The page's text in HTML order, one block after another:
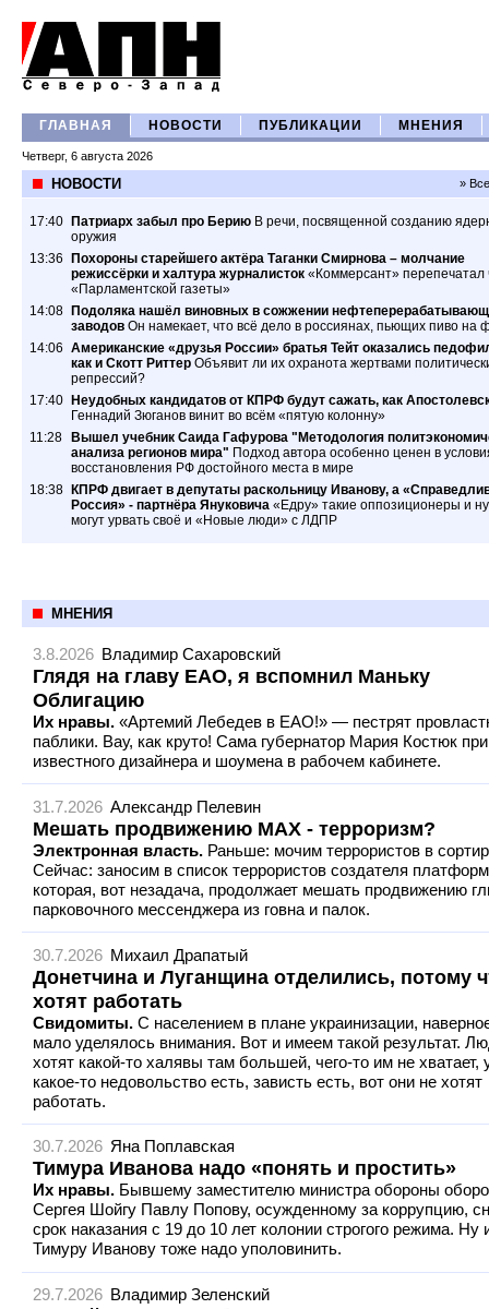
ГЛАВНАЯ НОВОСТИ ПУБЛИКАЦИИ МНЕНИЯ
Четверг, 6 августа 2026
НОВОСТИ »
17:40 Патриарх забыл про Берию В речи, посвященной созданию
оружия
13:36
Похороны старейшего актёра Таганки Смирнова – молчание
режиссёрки и халтура журналисток «Коммерсант» перепечатал
«Парламентской газеты»
14:08
Подоляка нашёл виновных в сожжении
заводов Он намекает, что всё дело в россиянах, пьющих пиво на
14:06 Американские «друзья России» братья Тейт оказались
как и Скотт Риттер Объявит ли их охранота жертвами
репрессий?
17:40
Неудобных кандидатов от КПРФ будут сажать, как
Геннадий Зюганов винит во всём «пятую колонну»
11:28
Вышел учебник Саида Гафурова "Методология
анализа регионов мира" Подход автора особенно ценен в
восстановления РФ достойного места в мире
18:38
КПРФ двигает в депутаты раскольницу Иванову, а
Россия» - партнёра Януковича «Едру» такие оппозиционеры и
могут урвать своё и «Новые люди» с ЛДПР
МНЕНИЯ
3.8.2026 Владимир Сахаровский
Глядя на главу ЕАО, я вспомнил Маньку
Облигацию
Их нравы. «Артемий Лебедев в ЕАО!» — пестрят
паблики. Вау, как круто! Сама губернатор Мария Костюк
известного дизайнера и шоумена в рабочем кабинете.
31.7.2026 Александр Пелевин
Мешать продвижению МАХ - терроризм?
Электронная власть. Раньше: мочим террористов в
Сейчас: заносим в список террористов создателя
которая, вот незадача, продолжает мешать продвижению
парковочного мессенджера из говна и палок.
30.7.2026 Михаил Драпатый
Донетчина и Луганщина отделились, потому
хотят работать
Свидомиты. С населением в плане украинизации,
мало уделялось внимания. Вот и имеем такой результат.
хотят какой-то халявы там большей, чего-то им не хватает,
какое-то недовольство есть, зависть есть, вот они не хотят
работать.
30.7.2026 Яна Поплавская
Тимура Иванова надо «понять и простить»
Их нравы. Бывшему заместителю министра обороны
Сергея Шойгу Павлу Попову, осужденному за коррупцию,
срок наказания с 19 до 10 лет колонии строгого режима. Ну
Тимуру Иванову тоже надо уполовинить.
29.7.2026 Владимир Зеленский